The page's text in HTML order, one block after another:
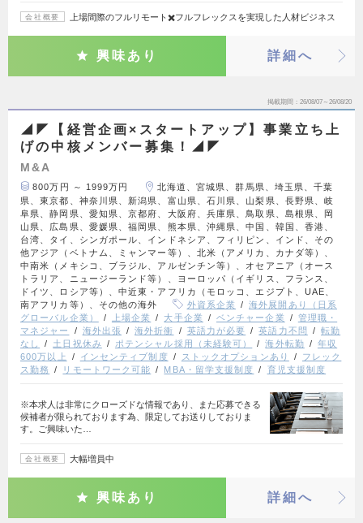
会社概要 上場間際のフルリモート✖️フルフレックスを実現した人材ビジネス
興味あり 詳細へ
掲載期間 26/08/07～26/08/20
◢◤【経営企画×スタートアップ】事業立ち上
げの中核メンバー募集！◢◤
M&A
800万円 ～ 1999万円
北海道、宮城県、群馬県、埼玉県、千葉
県、東京都、神奈川県、新潟県、富山県、石川県、山梨県、長野県、岐
阜県、静岡県、愛知県、京都府、大阪府、兵庫県、鳥取県、島根県、岡
山県、広島県、愛媛県、福岡県、熊本県、沖縄県、中国、韓国、香港、
台湾、タイ、シンガポール、インドネシア、フィリピン、インド、その
他アジア（ベトナム、ミャンマー等）、北米（アメリカ、カナダ等）、
中南米（メキシコ、ブラジル、アルゼンチン等）、オセアニア（オース
トラリア、ニュージーランド等）、ヨーロッパ（イギリス、フランス、
ドイツ、ロシア等）、中近東・アフリカ（モロッコ、エジプト、UAE、
南アフリカ等）、その他の海外
外資系企業
海外展開あり（日系
グローバル企業）
上場企業 大手企業 ベンチャー企業
管理職・
マネジャー
海外出張 海外折衝 英語力が必要 英語力不問
転勤
なし
土日祝休み ポテンシャル採用（未経験可） 海外転勤
年収
600万以上
インセンティブ制度 ストックオプションあり
フレック
ス勤務
リモートワーク可能 MBA・留学支援制度 育児支援制度
※本求人は非常にクローズドな情報であり、また応募できる
候補者が限られております為、限定してお送りしておりま
す。ご興味いた…
会社概要 大幅増員中
興味あり 詳細へ